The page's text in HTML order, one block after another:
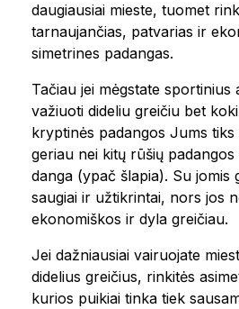
daugiausiai mieste, tuomet
tarnaujančias, patvarias ir
simetrines padangas.
Tačiau jei mėgstate sportinius
važiuoti dideliu greičiu bet
kryptinės padangos Jums tiks
geriau nei kitų rūšių
danga (ypač šlapia). Su jomis
saugiai ir užtikrintai, nors jos
ekonomiškos ir dyla greičiau.
Jei dažniausiai vairuojate
didelius greičius, rinkitės
kurios puikiai tinka tiek